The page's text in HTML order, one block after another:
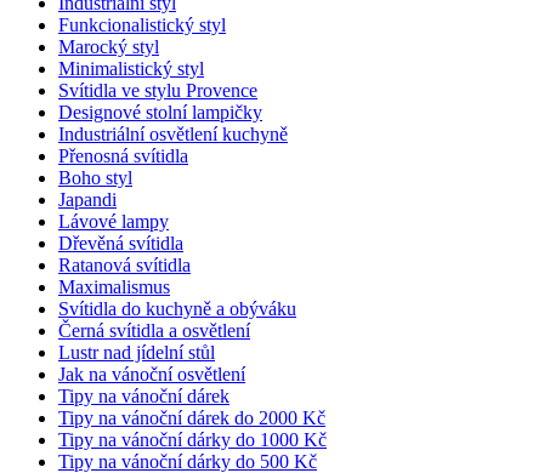
Funkcionalistický styl
Marocký styl
Minimalistický styl
Svítidla ve stylu Provence
Designové stolní lampičky
Industriální osvětlení kuchyně
Přenosná svítidla
Boho styl
Japandi
Lávové lampy
Dřevěná svítidla
Ratanová svítidla
Maximalismus
Svítidla do kuchyně a obýváku
Černá svítidla a osvětlení
Lustr nad jídelní stůl
Jak na vánoční osvětlení
Tipy na vánoční dárek
Tipy na vánoční dárek do 2000 Kč
Tipy na vánoční dárky do 1000 Kč
Tipy na vánoční dárky do 500 Kč